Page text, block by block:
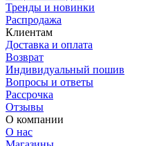
Тренды и новинки
Распродажа
Клиентам
Доставка и оплата
Возврат
Индивидуальный пошив
Вопросы и ответы
Рассрочка
Отзывы
О компании
О нас